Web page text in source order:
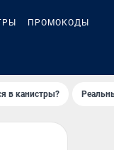
ПРОМОКОДЫ
в канистры?